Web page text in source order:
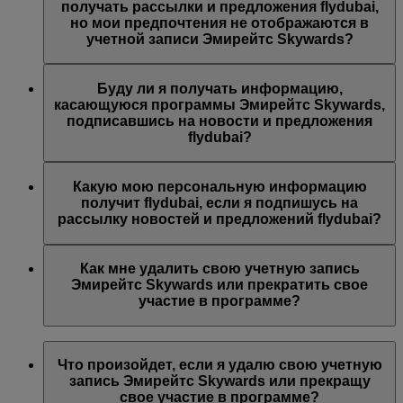
предложений Эмирейтс, Эмирейтс Skywards и/или
flydubai. Ваши предпочтения были изменены согласно
вашему выбору.
получать рассылки и предложения flydubai,
но мои предпочтения не отображаются в
учетной записи Эмирейтс Skywards?
связан с несколькими номерами участников программы
Эмирейтс Skywards или указанное вами имя не
совпадает с именем в вашей учетной записи Эмирейтс
Skywards. Войдите в учетную запись Эмирейтс
Личные предпочтения
Буду ли я получать информацию,
касающуюся программы Эмирейтс Skywards,
подписавшись на новости и предложения
flydubai?
компании flydubai, включая промоакции flydubai и
flydubai Holidays.
Какую мою персональную информацию
получит flydubai, если я подпишусь на
рассылку новостей и предложений flydubai?
электронной почты, на который будут приходить
письма. flydubai несет ответственность за обработку
вашей личной информации согласнополитике
Как мне удалить свою учетную запись
Эмирейтс Skywards или прекратить свое
участие в программе?
Skywards или прекратить свое участие в программе в
любой момент.
Что произойдет, если я удалю свою учетную
запись Эмирейтс Skywards или прекращу
свое участие в программе?